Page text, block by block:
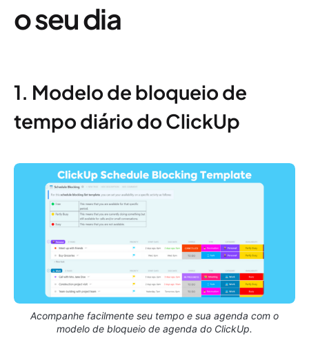
o seu dia
1. Modelo de bloqueio de
tempo diário do ClickUp
Acompanhe facilmente seu tempo e sua agenda com o
modelo de bloqueio de agenda do ClickUp.